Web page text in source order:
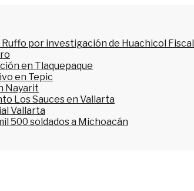
por investigación de Huachicol Fiscal
en Tlaquepaque
en Tepic
Nayarit
Los Sauces en Vallarta
Vallarta
500 soldados a Michoacán